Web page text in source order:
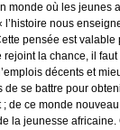
monde où les jeunes
l’histoire nous
pensée est valable
rejoint la chance, il
décents et
de se battre pour
de ce monde
la jeunesse